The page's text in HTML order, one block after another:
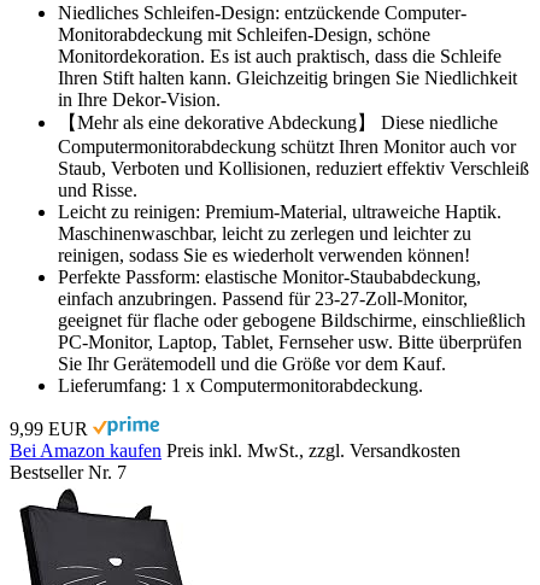
Niedliches Schleifen-Design: entzückende Computer-
Monitorabdeckung mit Schleifen-Design, schöne
Monitordekoration. Es ist auch praktisch, dass die Schleife
Ihren Stift halten kann. Gleichzeitig bringen Sie Niedlichkeit
in Ihre Dekor-Vision.
【Mehr als eine dekorative Abdeckung】 Diese niedliche
Computermonitorabdeckung schützt Ihren Monitor auch vor
Staub, Verboten und Kollisionen, reduziert effektiv Verschleiß
und Risse.
Leicht zu reinigen: Premium-Material, ultraweiche Haptik.
Maschinenwaschbar, leicht zu zerlegen und leichter zu
reinigen, sodass Sie es wiederholt verwenden können!
Perfekte Passform: elastische Monitor-Staubabdeckung,
einfach anzubringen. Passend für 23-27-Zoll-Monitor,
geeignet für flache oder gebogene Bildschirme, einschließlich
PC-Monitor, Laptop, Tablet, Fernseher usw. Bitte überprüfen
Sie Ihr Gerätemodell und die Größe vor dem Kauf.
Lieferumfang: 1 x Computermonitorabdeckung.
9,99 EUR
Bei Amazon kaufen Preis inkl. MwSt., zzgl. Versandkosten
Bestseller Nr. 7